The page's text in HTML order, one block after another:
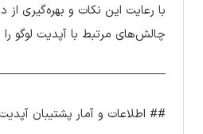
با رعایت این نکات و بهره‌گیری از
چالش‌های مرتبط با آپدیت لوگو
## اطلاعات و آمار پشتیبان